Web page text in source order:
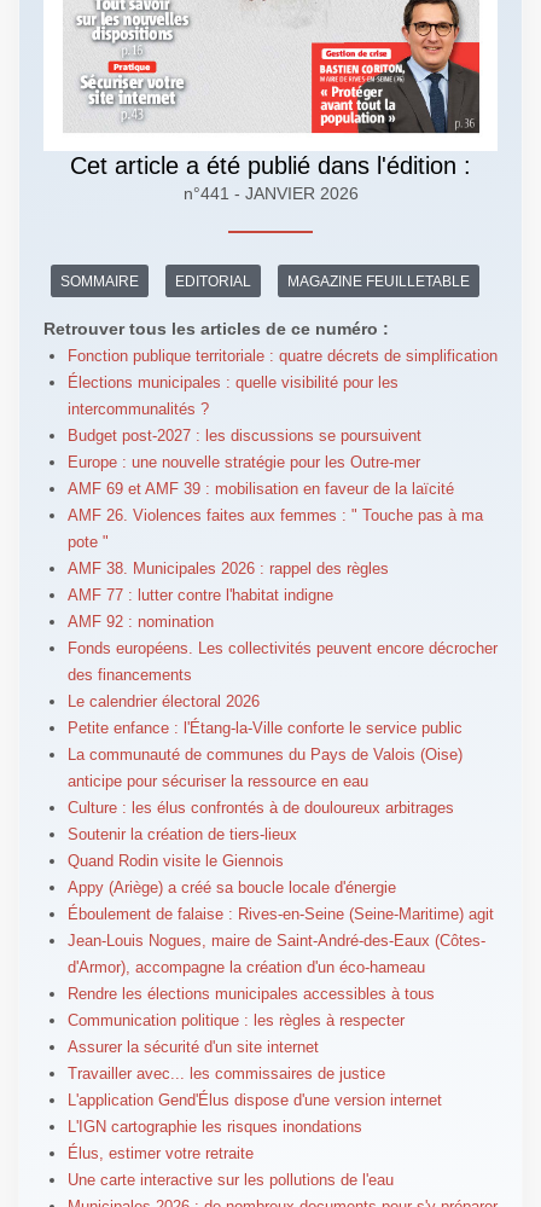
Cet article a été publié dans l'édition :
n°441 - JANVIER 2026
SOMMAIRE EDITORIAL MAGAZINE FEUILLETABLE
Retrouver tous les articles de ce numéro :
Fonction publique territoriale : quatre décrets de simplification
Élections municipales : quelle visibilité pour les
intercommunalités ?
Budget post-2027 : les discussions se poursuivent
Europe : une nouvelle stratégie pour les Outre-mer
AMF 69 et AMF 39 : mobilisation en faveur de la laïcité
AMF 26. Violences faites aux femmes : " Touche pas à ma
pote "
AMF 38. Municipales 2026 : rappel des règles
AMF 77 : lutter contre l'habitat indigne
AMF 92 : nomination
Fonds européens. Les collectivités peuvent encore décrocher
des financements
Le calendrier électoral 2026
Petite enfance : l'Étang-la-Ville conforte le service public
La communauté de communes du Pays de Valois (Oise)
anticipe pour sécuriser la ressource en eau
Culture : les élus confrontés à de douloureux arbitrages
Soutenir la création de tiers-lieux
Quand Rodin visite le Giennois
Appy (Ariège) a créé sa boucle locale d'énergie
Éboulement de falaise : Rives-en-Seine (Seine-Maritime) agit
Jean-Louis Nogues, maire de Saint-André-des-Eaux (Côtes-
d'Armor), accompagne la création d'un éco-hameau
Rendre les élections municipales accessibles à tous
Communication politique : les règles à respecter
Assurer la sécurité d'un site internet
Travailler avec... les commissaires de justice
L'application Gend'Élus dispose d'une version internet
L'IGN cartographie les risques inondations
Élus, estimer votre retraite
Une carte interactive sur les pollutions de l'eau